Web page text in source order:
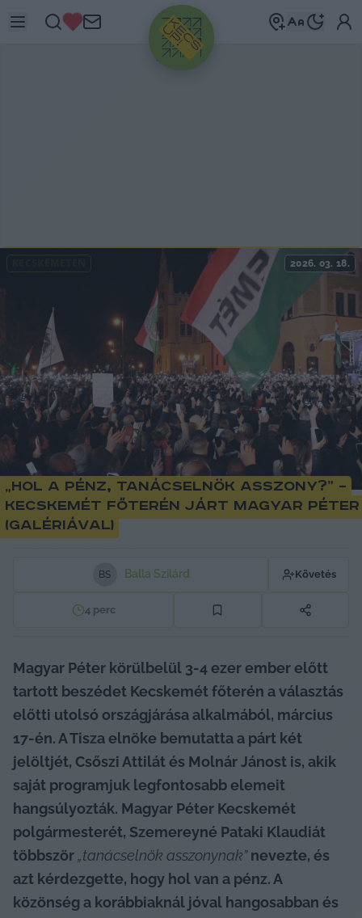
HIRDETÉS
2026. 03. 18.
„Hol a pénz, tanácselnök asszony?” –
Kecskemét főterén járt Magyar Péter
(galériával)
BS Balla Szilárd Követés
4perc
Magyar Péter körülbelül 3-4 ezer ember előtt
tartott beszédet Kecskemét főterén a választás
előtti utolsó országjárása alkalmából, március
17-én. A Tisza elnöke bemutatta a párt két
jelöltjét, Csőszi Attilát és Molnár Jánost is, akik
saját programjuk legfontosabb elemeit
hangsúlyozták. Magyar Péter Kecskemét
polgármesterét, Szemereyné Pataki Klaudiát
többször „tanácselnök asszonynak” nevezte, és
azt kérdezgette, hogy hol van a pénz. A
közönség a korábbiaknál jóval hangosabban és